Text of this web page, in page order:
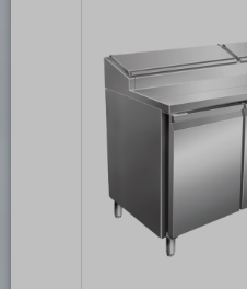
barva zařízení:
okolí [°C]: 18